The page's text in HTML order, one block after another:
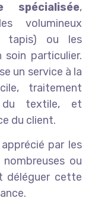
spécialisée,
volumineux
tapis) ou les
particulier.
un service à la
traitement
du textile, et
du client.
par les
ou
déléguer cette